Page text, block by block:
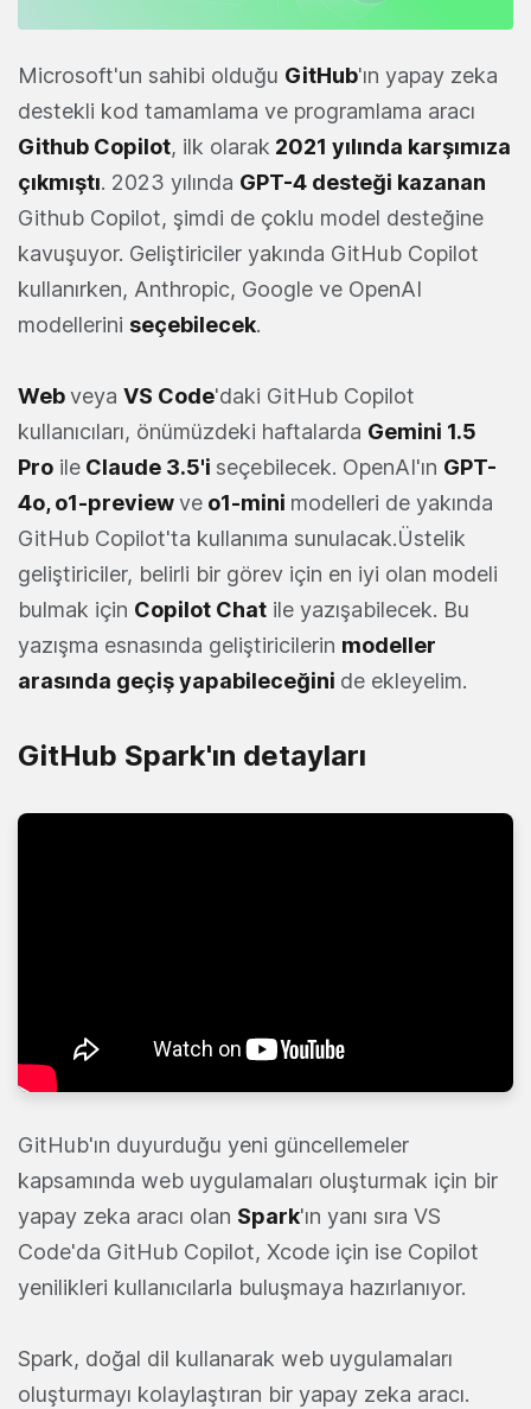
Microsoft'un sahibi olduğu GitHub'ın yapay zeka
destekli kod tamamlama ve programlama aracı
Github Copilot, ilk olarak 2021 yılında karşımıza
çıkmıştı. 2023 yılında GPT-4 desteği kazanan
Github Copilot, şimdi de çoklu model desteğine
kavuşuyor. Geliştiriciler yakında GitHub Copilot
kullanırken, Anthropic, Google ve OpenAI
modellerini seçebilecek.
Webveya VS Code'daki GitHub Copilot
kullanıcıları, önümüzdeki haftalarda Gemini 1.5
Pro ile Claude 3.5'i seçebilecek. OpenAI'ın GPT-
4o, o1-previewve o1-mini modelleri de yakında
GitHub Copilot'ta kullanıma sunulacak.Üstelik
geliştiriciler, belirli bir görev için en iyi olan modeli
bulmak için Copilot Chat ile yazışabilecek. Bu
yazışma esnasında geliştiricilerin modeller
arasında geçiş yapabileceğini de ekleyelim.
GitHub Spark'ın detayları
GitHub'ın duyurduğu yeni güncellemeler
kapsamında web uygulamaları oluşturmak için bir
yapay zeka aracı olan Spark'ın yanı sıra VS
Code'da GitHub Copilot, Xcode için ise Copilot
yenilikleri kullanıcılarla buluşmaya hazırlanıyor.
Spark, doğal dil kullanarak web uygulamaları
oluşturmayı kolaylaştıran bir yapay zeka aracı.